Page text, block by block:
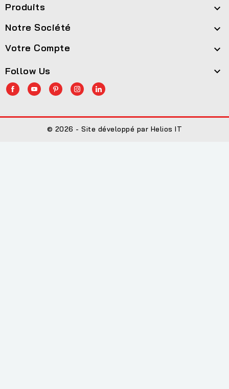
Produits 
Notre Société 
Votre Compte 
Follow Us 
© 2026 - Site développé par Helios IT